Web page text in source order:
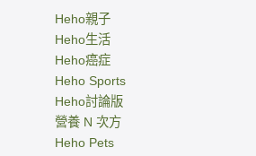
Heho親子
Heho生活
Heho癌症
Heho Sports
Heho討論版
營養 N 次方
Heho Pets